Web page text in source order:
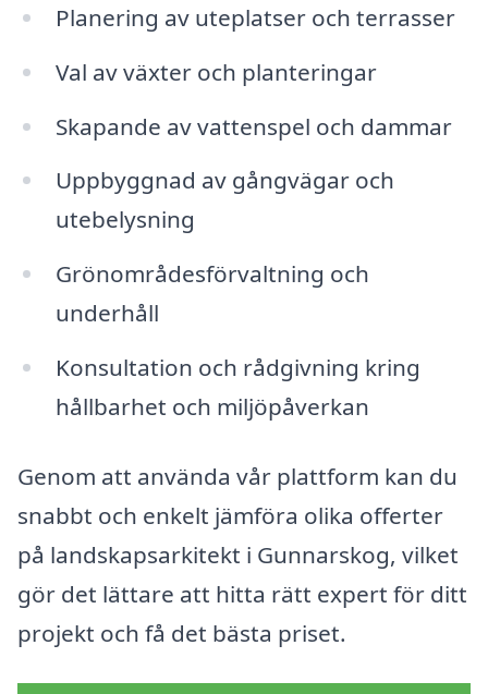
Planering av uteplatser och terrasser
Val av växter och planteringar
Skapande av vattenspel och dammar
Uppbyggnad av gångvägar och
utebelysning
Grönområdesförvaltning och
underhåll
Konsultation och rådgivning kring
hållbarhet och miljöpåverkan
Genom att använda vår plattform kan du
snabbt och enkelt jämföra olika offerter
på landskapsarkitekt i Gunnarskog, vilket
gör det lättare att hitta rätt expert för ditt
projekt och få det bästa priset.